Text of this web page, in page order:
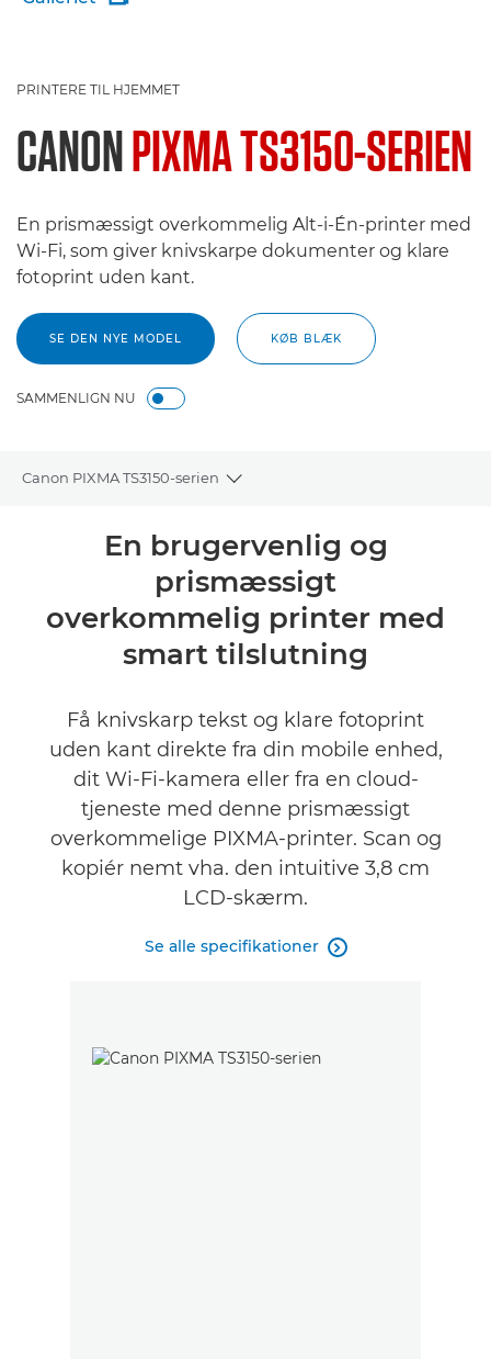
PRINTERE TIL HJEMMET
CANONPIXMA TS3150-SERIEN
En prismæssigt overkommelig Alt-i-Én-printer med
Wi-Fi, som giver knivskarpe dokumenter og klare
fotoprint uden kant.
SE DEN NYE MODEL KØB BLÆK
SAMMENLIGN NU
Canon PIXMA TS3150-serien
Toggle breadcrumbs
En brugervenlig og
prismæssigt
overkommelig printer med
smart tilslutning
Få knivskarp tekst og klare fotoprint
uden kant direkte fra din mobile enhed,
dit Wi-Fi-kamera eller fra en cloud-
tjeneste med denne prismæssigt
overkommelige PIXMA-printer. Scan og
kopiér nemt vha. den intuitive 3,8 cm
LCD-skærm.
Se alle specifikationer 